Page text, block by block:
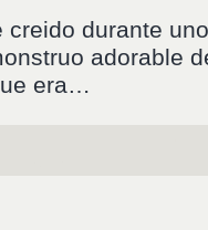
creido durante
adorable
era…